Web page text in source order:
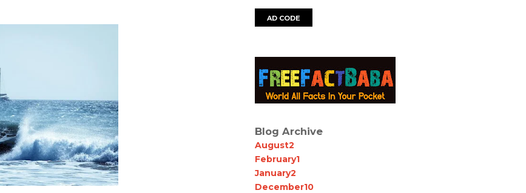
AD CODE
Blog Archive
August2
February1
January2
December10